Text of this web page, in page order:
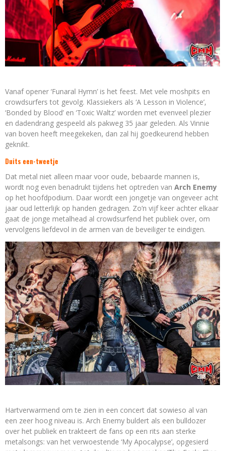
Vanaf opener ‘Funaral Hymn’ is het feest. Met vele moshpits en
crowdsurfers tot gevolg. Klassiekers als ‘A Lesson in Violence’,
‘Bonded by Blood’ en ‘Toxic Waltz’ worden met evenveel plezier
en dadendrang gespeeld als pakweg 35 jaar geleden. Als Vinnie
van boven heeft meegekeken, dan zal hij goedkeurend hebben
geknikt.
Duits een-tweetje
Dat metal niet alleen maar voor oude, bebaarde mannen is,
wordt nog even benadrukt tijdens het optreden van Arch Enemy
op het hoofdpodium. Daar wordt een jongetje van ongeveer acht
jaar oud letterlijk op handen gedragen. Zo’n vijf keer achter elkaar
gaat de jonge metalhead al crowdsurfend het publiek over, om
vervolgens liefdevol in de armen van de beveiliger te eindigen.
Hartverwarmend om te zien in een concert dat sowieso al van
een zeer hoog niveau is. Arch Enemy buldert als een bulldozer
over het publiek en trakteert de fans op een rits aan sterke
metalsongs: van het verwoestende ‘My Apocalypse’, opgesierd